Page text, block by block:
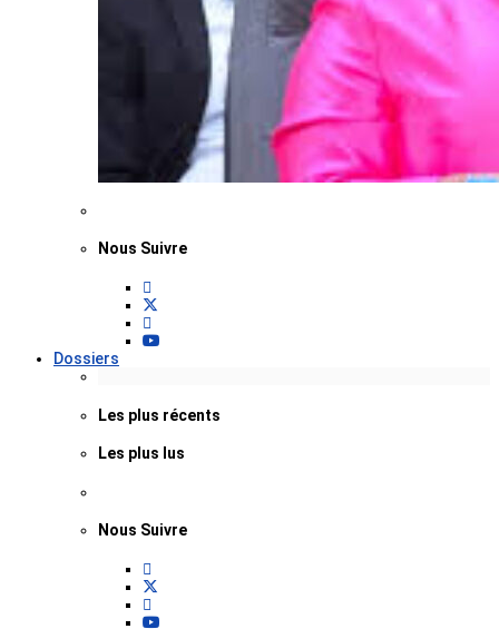
Nous Suivre
Dossiers
Les plus récents
Les plus lus
Nous Suivre